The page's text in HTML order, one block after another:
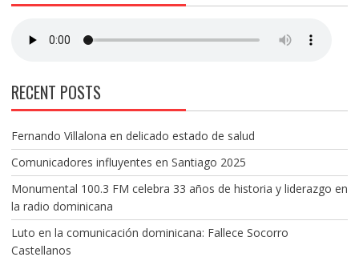
RECENT POSTS
Fernando Villalona en delicado estado de salud
Comunicadores influyentes en Santiago 2025
Monumental 100.3 FM celebra 33 años de historia y liderazgo en
la radio dominicana
Luto en la comunicación dominicana: Fallece Socorro
Castellanos